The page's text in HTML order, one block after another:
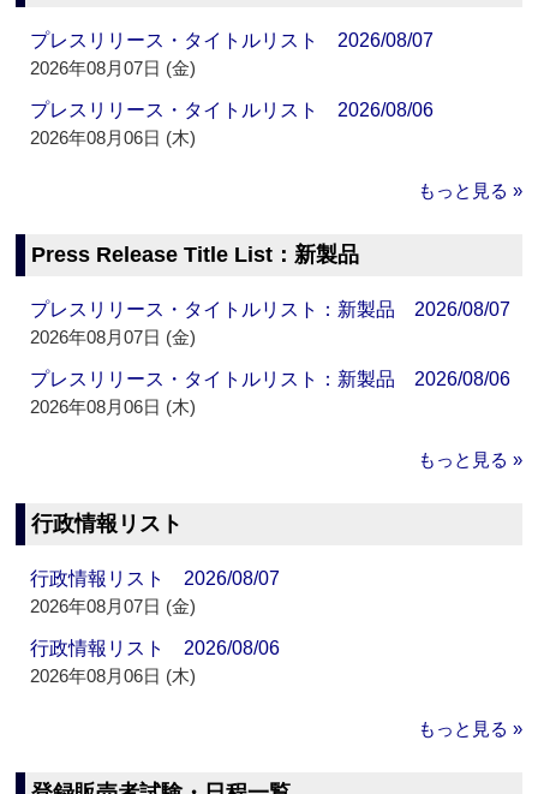
プレスリリース・タイトルリスト 2026/08/07
2026年08月07日 (金)
プレスリリース・タイトルリスト 2026/08/06
2026年08月06日 (木)
もっと見る »
Press Release Title List：新製品
プレスリリース・タイトルリスト：新製品 2026/08/07
2026年08月07日 (金)
プレスリリース・タイトルリスト：新製品 2026/08/06
2026年08月06日 (木)
もっと見る »
行政情報リスト
行政情報リスト 2026/08/07
2026年08月07日 (金)
行政情報リスト 2026/08/06
2026年08月06日 (木)
もっと見る »